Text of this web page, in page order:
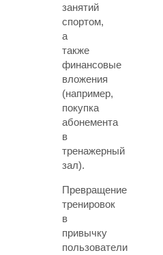
занятий
спортом,
а
также
финансовые
вложения
(например,
покупка
абонемента
в
тренажерный
зал).
Превращение
тренировок
в
привычку
пользователи